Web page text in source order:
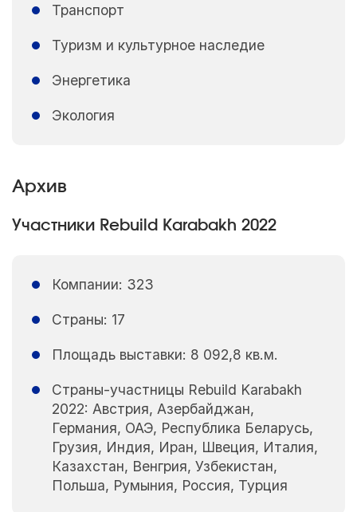
Транспорт
Туризм и культурное наследие
Энергетика
Экология
Архив
Участники Rebuild Karabakh 2022
Компании: 323
Страны: 17
Площадь выставки: 8 092,8 кв.м.
Страны-участницы Rebuild Karabakh
2022: Австрия, Азербайджан,
Германия, ОАЭ, Республика Беларусь,
Грузия, Индия, Иран, Швеция, Италия,
Казахстан, Венгрия, Узбекистан,
Польша, Румыния, Россия, Турция